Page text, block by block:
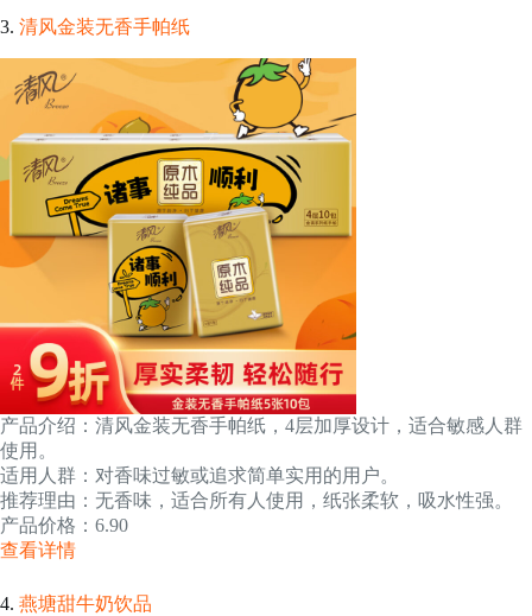
3. 清风金装无香手帕纸
产品介绍：清风金装无香手帕纸，4层加厚设计，适合敏感人群
使用。
适用人群：对香味过敏或追求简单实用的用户。
推荐理由：无香味，适合所有人使用，纸张柔软，吸水性强。
产品价格：6.90
查看详情
4. 燕塘甜牛奶饮品